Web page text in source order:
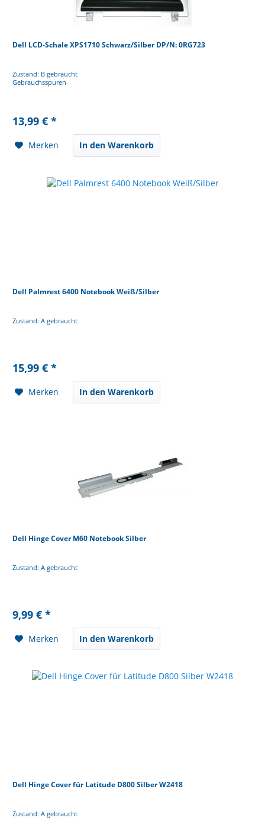
Dell LCD-Schale XPS1710 Schwarz/Silber DP/N: 0RG723
Zustand: B gebraucht
Gebrauchsspuren
13,99 € *
Merken In den Warenkorb
Dell Palmrest 6400 Notebook Weiß/Silber
Zustand: A gebraucht
15,99 € *
Merken In den Warenkorb
Dell Hinge Cover M60 Notebook Silber
Zustand: A gebraucht
9,99 € *
Merken In den Warenkorb
Dell Hinge Cover für Latitude D800 Silber W2418
Zustand: A gebraucht